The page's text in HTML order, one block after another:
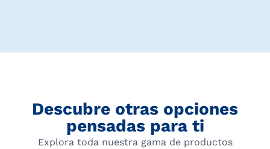
Descubre otras opciones
pensadas para ti
Explora toda nuestra gama de productos